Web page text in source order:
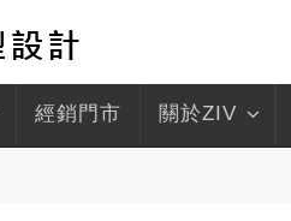
經銷門市 關於ZIV